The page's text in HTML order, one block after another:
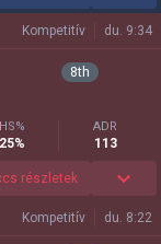
Kompetitív du. 9:34
8th
HS%
25%
ADR
113
részletek
Kompetitív du. 8:22